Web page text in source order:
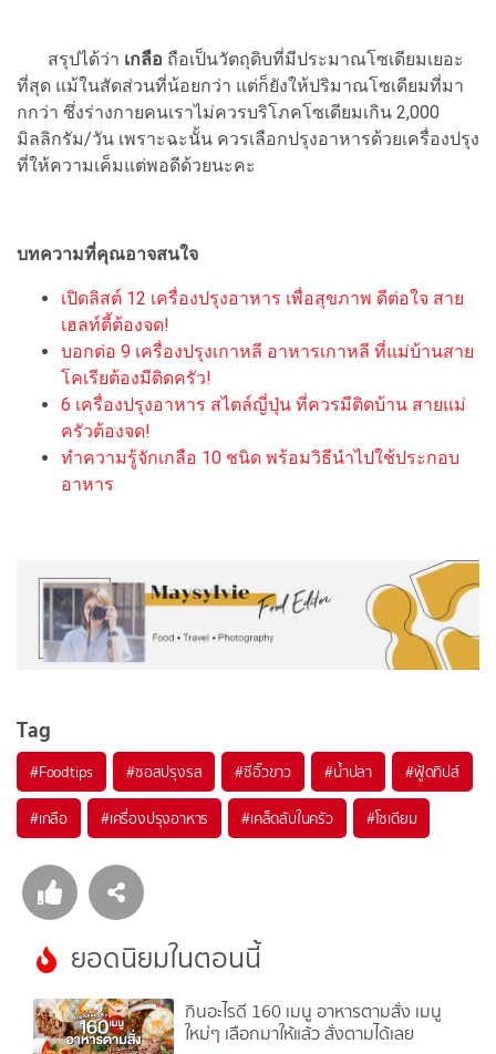
สรุปได้ว่า เกลือ ถือเป็นวัตถุดิบที่มีประมาณโซเดียมเยอะ
ที่สุด แม้ในสัดส่วนที่น้อยกว่า แต่ก็ยังให้ปริมาณโซเดียมที่มา
กกว่า ซึ่งร่างกายคนเราไม่ควรบริโภคโซเดียมเกิน 2,000
มิลลิกรัม/วัน เพราะฉะนั้น ควรเลือกปรุงอาหารด้วยเครื่องปรุง
ที่ให้ความเค็มแต่พอดีด้วยนะคะ
บทความที่คุณอาจสนใจ
เปิดลิสต์ 12 เครื่องปรุงอาหาร เพื่อสุขภาพ ดีต่อใจ สาย
เฮลท์ตี้ต้องจด!
บอกต่อ 9 เครื่องปรุงเกาหลี อาหารเกาหลี ที่แม่บ้านสาย
โคเรียต้องมีติดครัว!
6 เครื่องปรุงอาหาร สไตล์ญี่ปุ่น ที่ควรมีติดบ้าน สายแม่
ครัวต้องจด!
ทำความรู้จักเกลือ 10 ชนิด พร้อมวิธีนำไปใช้ประกอบ
อาหาร
Tag
#Foodtips #ซอสปรุงรส #ซีอิ๊วขาว #น้ำปลา #ฟู้ดทิปส์
#เกลือ #เครื่องปรุงอาหาร #เคล็ดลับในครัว #โซเดียม
ยอดนิยมในตอนนี้
กินอะไรดี 160 เมนู อาหารตามสั่ง เมนู
ใหม่ๆ เลือกมาให้แล้ว สั่งตามได้เลย